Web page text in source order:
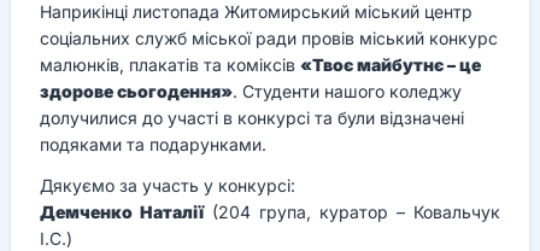
Наприкінці листопада Житомирський міський центр
соціальних служб міської ради провів міський конкурс
малюнків, плакатів та коміксів «Твоє майбутнє – це
здорове сьогодення». Студенти нашого коледжу
долучилися до участі в конкурсі та були відзначені
подяками та подарунками.
Дякуємо за участь у конкурсі:
Демченко Наталії(204 група, куратор – Ковальчук
І.С.)